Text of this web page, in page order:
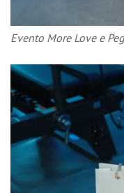
Evento More Love e